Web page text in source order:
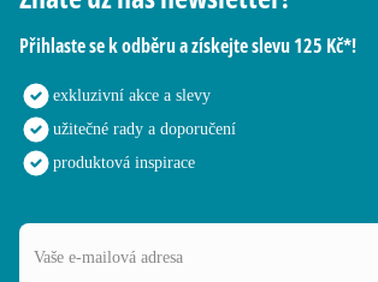
Přihlaste se k odběru a získejte slevu 125 Kč*!
exkluzivní akce a slevy
užitečné rady a doporučení
produktová inspirace
Vaše e-mailová adresa